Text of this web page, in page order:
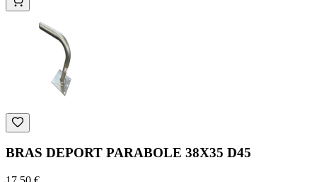
BRAS DEPORT PARABOLE 38X35 D45